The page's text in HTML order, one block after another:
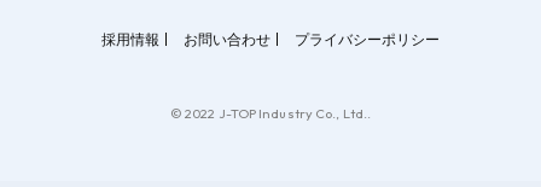
採用情報 お問い合わせ プライバシーポリシー
© 2022 J-TOP Industry Co., Ltd..